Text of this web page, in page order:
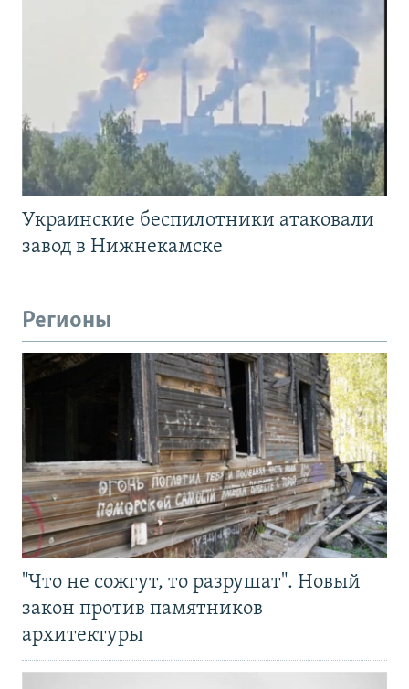
Украинские беспилотники атаковали
завод в Нижнекамске
Регионы
"Что не сожгут, то разрушат". Новый
закон против памятников
архитектуры